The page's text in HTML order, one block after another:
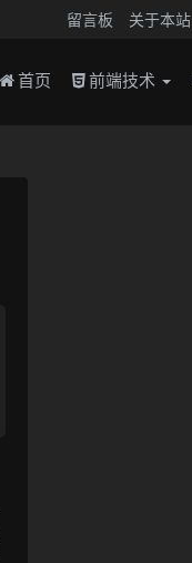
留言板 关于本站
首页 前端技术